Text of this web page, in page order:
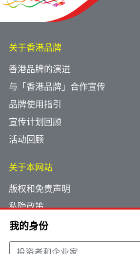
我的身份
关于香港品牌
香港品牌的演进
与「香港品牌」合作宣传
品牌使用指引
宣传计划回顾
活动回顾
关于本网站
版权和免责声明
私隐政策
使用小型文字档案
网页指南